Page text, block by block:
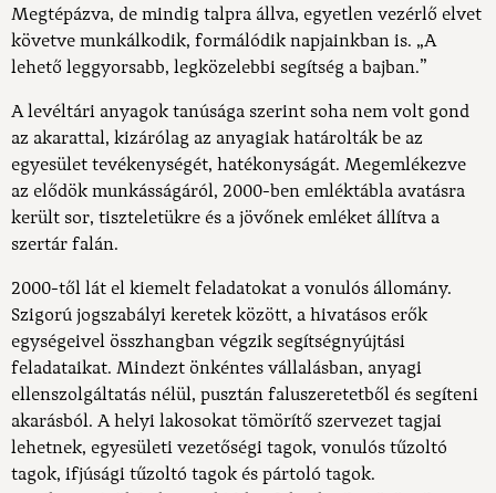
Megtépázva, de mindig talpra állva, egyetlen vezérlő elvet
követve munkálkodik, formálódik napjainkban is. „A
lehető leggyorsabb, legközelebbi segítség a bajban.”
A levéltári anyagok tanúsága szerint soha nem volt gond
az akarattal, kizárólag az anyagiak határolták be az
egyesület tevékenységét, hatékonyságát. Megemlékezve
az elődök munkásságáról, 2000-ben emléktábla avatásra
került sor, tiszteletükre és a jövőnek emléket állítva a
szertár falán.
2000-től lát el kiemelt feladatokat a vonulós állomány.
Szigorú jogszabályi keretek között, a hivatásos erők
egységeivel összhangban végzik segítségnyújtási
feladataikat. Mindezt önkéntes vállalásban, anyagi
ellenszolgáltatás nélül, pusztán faluszeretetből és segíteni
akarásból. A helyi lakosokat tömörítő szervezet tagjai
lehetnek, egyesületi vezetőségi tagok, vonulós tűzoltó
tagok, ifjúsági tűzoltó tagok és pártoló tagok.